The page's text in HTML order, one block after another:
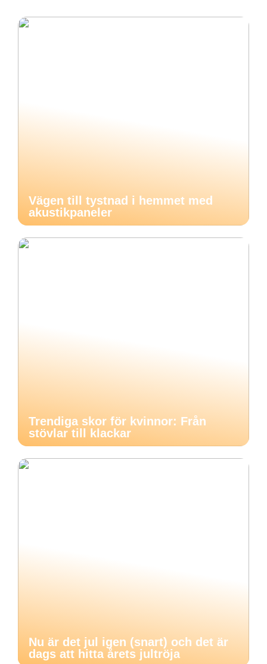
Vägen till tystnad i hemmet med
akustikpaneler
Trendiga skor för kvinnor: Från
stövlar till klackar
Nu är det jul igen (snart) och det är
dags att hitta årets jultröja